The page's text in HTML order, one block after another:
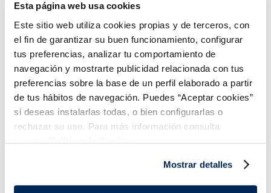
Esta página web usa cookies
Este sitio web utiliza cookies propias y de terceros, con
el fin de garantizar su buen funcionamiento, configurar
tus preferencias, analizar tu comportamiento de
navegación y mostrarte publicidad relacionada con tus
preferencias sobre la base de un perfil elaborado a partir
de tus hábitos de navegación. Puedes “Aceptar cookies”
si deseas instalarlas todas, o bien configurarlas o
rechazar su uso. Para más información consulta
nuestraPolítica de Cookies.
Mostrar detalles
Añadir Añadir